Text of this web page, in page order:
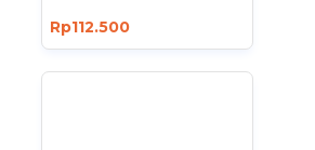
Rp112.500